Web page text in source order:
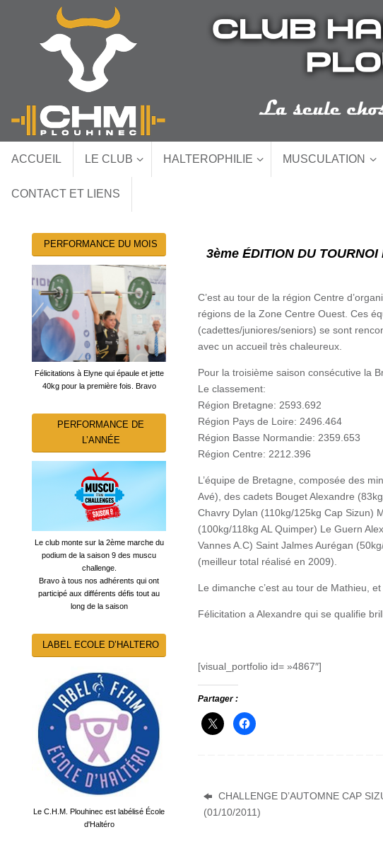
ACCUEIL LE CLUB HALTEROPHILIE MUSCULATION
CONTACT ET LIENS
3ème ÉDITION DU
C’est au tour de la région Centre
régions de la Zone Centre Ouest. Ces
(cadettes/juniores/seniors) se sont
avec un accueil très chaleureux.
Pour la troisième saison consécutive la
Le classement:
Région Bretagne: 2593.692
Région Pays de Loire: 2496.464
Région Basse Normandie: 2359.653
Région Centre: 2212.396
L’équipe de Bretagne, composée des
Avé), des cadets Bouget Alexandre
Chavry Dylan (110kg/125kg Cap Sizun)
(100kg/118kg AL Quimper) Le Guern
Vannes A.C) Saint Jalmes Aurégan
(meilleur total réalisé en 2009).
Le dimanche c’est au tour de Mathieu,
Félicitation a Alexandre qui se qualifie
[visual_portfolio id= »4867″]
Partager :
CHALLENGE D’AUTOMNE CAP
(01/10/2011)
PERFORMANCE DU MOIS
Félicitations à Elyne qui épaule et jette
40kg pour la première fois. Bravo
PERFORMANCE DE
L’ANNÉE
Le club monte sur la 2ème marche du
podium de la saison 9 des muscu
challenge.
Bravo à tous nos adhérents qui ont
participé aux différents défis tout au
long de la saison
LABEL ECOLE D’HALTERO
Le C.H.M. Plouhinec est labélisé École
d'Haltéro